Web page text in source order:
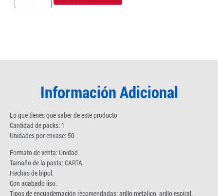
Información Adicional
Lo que tienes que saber de este producto
Cantidad de packs: 1
Unidades por envase: 50
Formato de venta: Unidad
Tamaño de la pasta: CARTA
Hechas de bipol.
Con acabado liso.
Tipos de encuadernación recomendadas: arillo metalico, arillo espiral.